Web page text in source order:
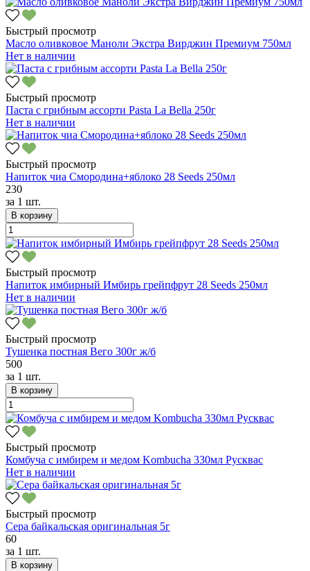
Быстрый просмотр
Масло оливковое Маноли Экстра Вирджин Премиум 750мл
Нет в наличии
Быстрый просмотр
Паста с грибным ассорти Pasta La Bella 250г
Нет в наличии
Быстрый просмотр
Напиток чиа Смородина+яблоко 28 Seeds 250мл
230
за 1 шт.
В корзину
Быстрый просмотр
Напиток имбирный Имбирь грейпфрут 28 Seeds 250мл
Нет в наличии
Быстрый просмотр
Тушенка постная Вего 300г ж/б
500
за 1 шт.
В корзину
Быстрый просмотр
Комбуча с имбирем и медом Kombucha 330мл Русквас
Нет в наличии
Быстрый просмотр
Сера байкальская оригинальная 5г
60
за 1 шт.
В корзину